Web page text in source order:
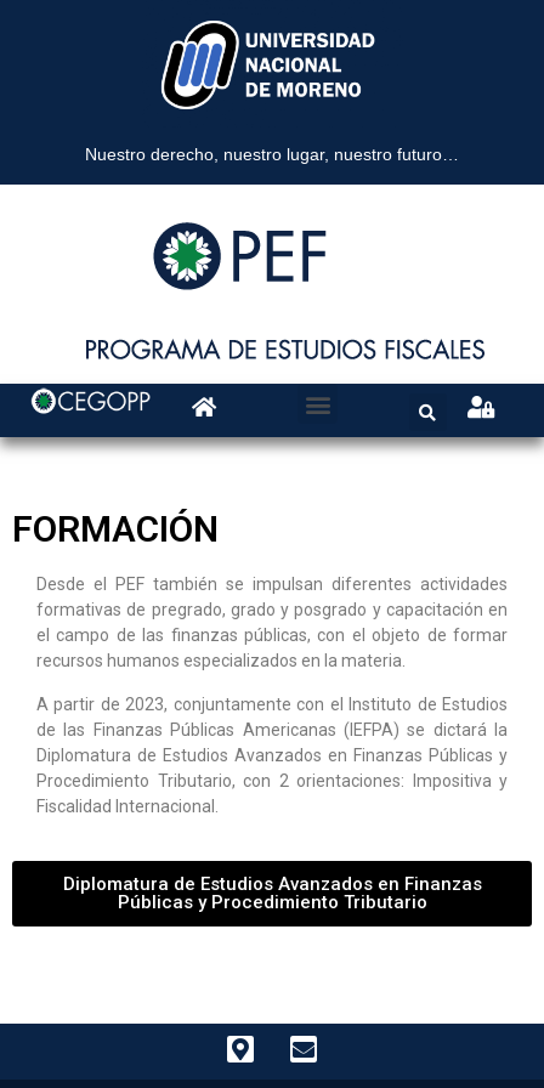
Nuestro derecho, nuestro lugar, nuestro futuro…
FORMACIÓN
Desde el PEF también se impulsan diferentes actividades
formativas de pregrado, grado y posgrado y capacitación en
el campo de las finanzas públicas, con el objeto de formar
recursos humanos especializados en la materia.
A partir de 2023, conjuntamente con el Instituto de Estudios
de las Finanzas Públicas Americanas (IEFPA) se dictará la
Diplomatura de Estudios Avanzados en Finanzas Públicas y
Procedimiento Tributario, con 2 orientaciones: Impositiva y
Fiscalidad Internacional.
Diplomatura de Estudios Avanzados en Finanzas
Públicas y Procedimiento Tributario